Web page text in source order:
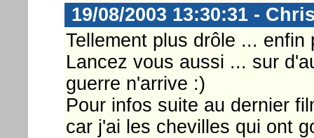
19/08/2003 13:30:31 -
Tellement plus drôle ...
Lancez vous aussi ... sur
guerre n'arrive :)
Pour infos suite au dernier
car j'ai les chevilles qui ont